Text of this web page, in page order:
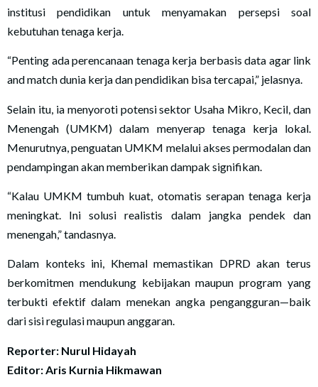
institusi pendidikan untuk menyamakan persepsi soal
kebutuhan tenaga kerja.
“Penting ada perencanaan tenaga kerja berbasis data agar link
and match dunia kerja dan pendidikan bisa tercapai,” jelasnya.
Selain itu, ia menyoroti potensi sektor Usaha Mikro, Kecil, dan
Menengah (UMKM) dalam menyerap tenaga kerja lokal.
Menurutnya, penguatan UMKM melalui akses permodalan dan
pendampingan akan memberikan dampak signifikan.
“Kalau UMKM tumbuh kuat, otomatis serapan tenaga kerja
meningkat. Ini solusi realistis dalam jangka pendek dan
menengah,” tandasnya.
Dalam konteks ini, Khemal memastikan DPRD akan terus
berkomitmen mendukung kebijakan maupun program yang
terbukti efektif dalam menekan angka pengangguran—baik
dari sisi regulasi maupun anggaran.
Reporter: Nurul Hidayah
Editor: Aris Kurnia Hikmawan